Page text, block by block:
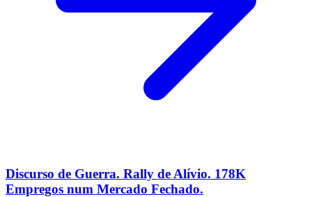
Discurso de Guerra. Rally de Alívio. 178K
Empregos num Mercado Fechado.